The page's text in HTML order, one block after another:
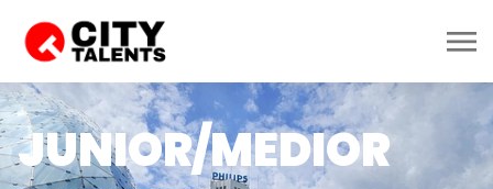
JUNIOR/MEDIOR